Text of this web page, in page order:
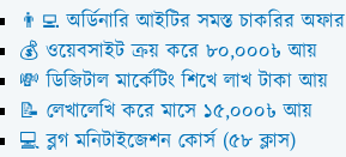
👨‍💻 অর্ডিনারি আইটির সমস্ত চাকরির অফার
💰 ওয়েবসাইট ক্রয় করে ৮০,০০০৳ আয়
💸 ডিজিটাল মার্কেটিং শিখে লাখ টাকা আয়
📝 লেখালেখি করে মাসে ১৫,০০০৳ আয়
💻 ব্লগ মনিটাইজেশন কোর্স (৫৮ ক্লাস)